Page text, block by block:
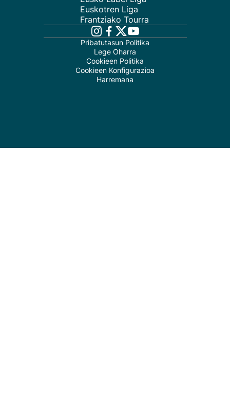
Euskotren Liga
Frantziako Tourra
Pribatutasun Politika
Lege Oharra
Cookieen Politika
Cookieen Konfigurazioa
Harremana